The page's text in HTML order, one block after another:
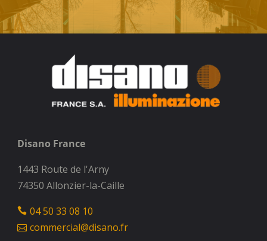
Disano France
1443 Route de l'Arny
74350 Allonzier-la-Caille
04 50 33 08 10
commercial@disano.fr